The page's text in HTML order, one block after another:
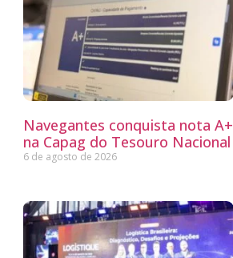
Navegantes conquista nota A+
na Capag do Tesouro Nacional
6 de agosto de 2026